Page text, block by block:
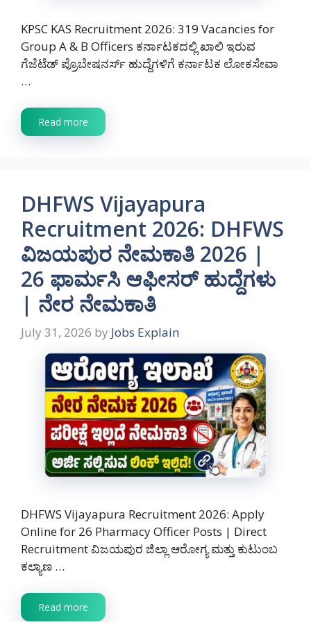
KPSC KAS Recruitment 2026: 319 Vacancies for
Group A & B Officers ಕರ್ನಾಟಕದಲ್ಲಿ ಖಾಲಿ ಇರುವ
ಗೆಜೆಟೆಡ್ ಪ್ರೊಬೇಷನರ್ಸ್ ಹುದ್ದೆಗಳಿಗೆ ಕರ್ನಾಟಕ ಲೋಕಸೇವಾ
…
Read more
DHFWS Vijayapura
Recruitment 2026: DHFWS
ವಿಜಯಪುರ ನೇಮಕಾತಿ 2026 |
26 ಫಾರ್ಮಸಿ ಆಫೀಸರ್ ಹುದ್ದೆಗಳು
| ನೇರ ನೇಮಕಾತಿ
July 31, 2026 by Jobs Explain
DHFWS Vijayapura Recruitment 2026: Apply
Online for 26 Pharmacy Officer Posts | Direct
Recruitment ವಿಜಯಪುರ ಜಿಲ್ಲಾ ಆರೋಗ್ಯ ಮತ್ತು ಕುಟುಂಬ
ಕಲ್ಯಾಣ …
Read more